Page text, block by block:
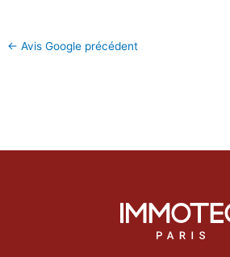
← Avis Google précédent